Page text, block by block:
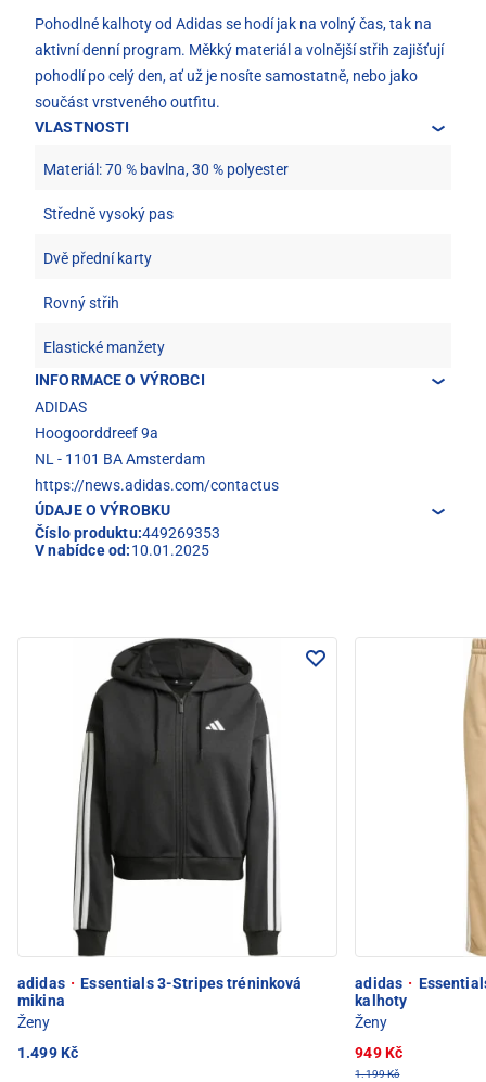
Pohodlné kalhoty od Adidas se hodí jak na volný čas, tak na
aktivní denní program. Měkký materiál a volnější střih zajišťují
pohodlí po celý den, ať už je nosíte samostatně, nebo jako
součást vrstveného outfitu.
VLASTNOSTI
Materiál: 70 % bavlna, 30 % polyester
Středně vysoký pas
Dvě přední karty
Rovný střih
Elastické manžety
INFORMACE O VÝROBCI
ADIDAS
Hoogoorddreef 9a
NL - 1101 BA Amsterdam
https://news.adidas.com/contactus
ÚDAJE O VÝROBKU
Číslo produktu:449269353
V nabídce od:10.01.2025
adidas · Essentials 3-Stripes tréninková
mikina
Ženy
1.499 Kč
adidas ·
kalhoty
Ženy
949 Kč
1.199 Kč